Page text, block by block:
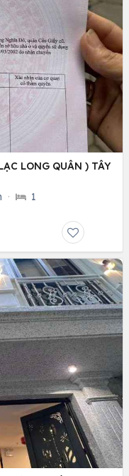
LONG QUÂN ) TÂY
· 1